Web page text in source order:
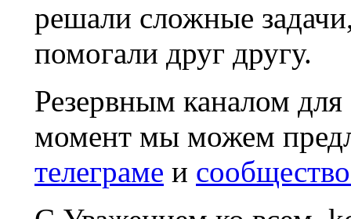
решали сложные
помогали друг другу.
Резервным каналом
момент мы можем
телеграме и